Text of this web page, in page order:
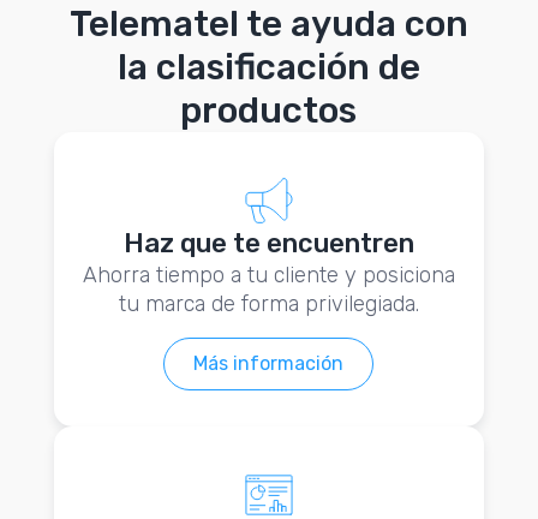
Telematel te ayuda con
la clasificación de
productos
Haz que te encuentren
Ahorra tiempo a tu cliente y posiciona
tu marca de forma privilegiada.
Más información